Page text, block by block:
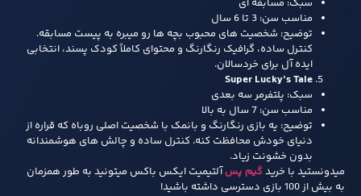
مناسب سن: 3 تا 6 سال
توضیح: شخصیت‌ های محبوب بچه‌ ها رو میبره به پیست مسابقه.
کنترل ساده، گرافیک رنگارنگ و محتوای کاملاً کودک‌ پسند، انتخابی
ایده‌ آل برای خردسالان.
Super Lucky’s Tale
سبک: پلتفرمر سه‌ بعدی
مناسب سن: 7 سال به بالا
توضیح: یه بازی رنگارنگ و بانمک با شخصیت اصلی روباه که قراره از
دنیای خودش محافظت کنه. کنترل ساده و چالش‌ های هوشمندانه
بدون خشونت زیاد.
میدونستید با خریدگیم پسآلتیمیت ایکس باکس میتونید به طور همزمان
به بیش از 100 بازی دسترسی داشته باشید!